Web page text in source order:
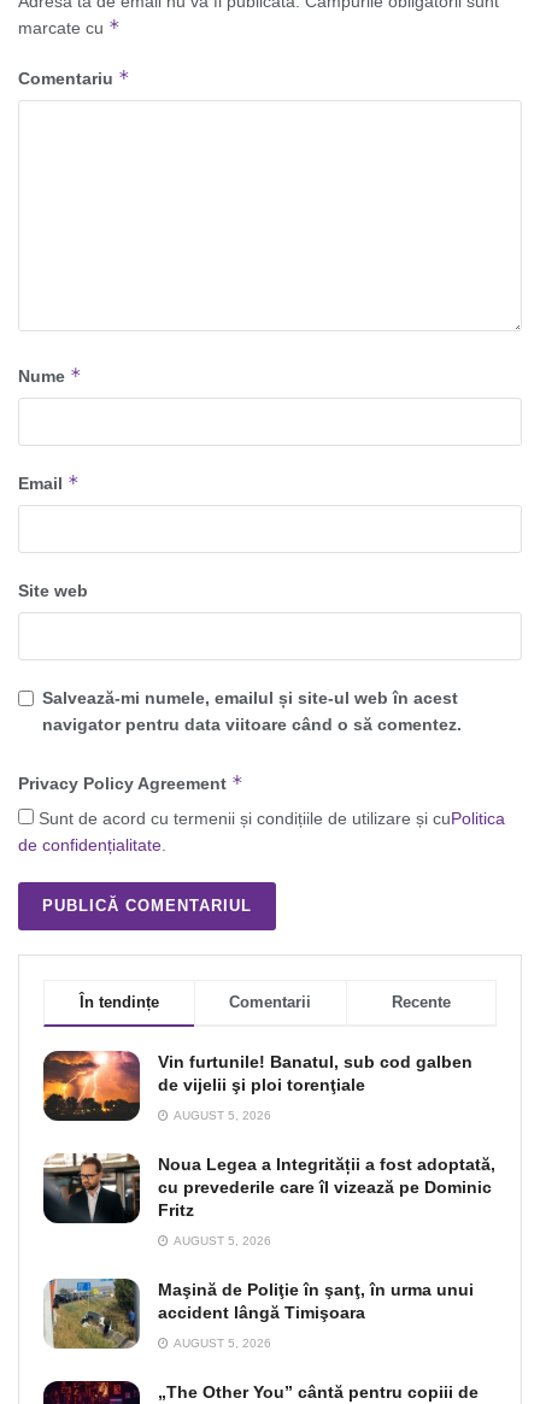
marcate cu *
Comentariu *
Nume *
Email *
Site web
Salvează-mi numele, emailul și site-ul web în acest
navigator pentru data viitoare când o să comentez.
Privacy Policy Agreement *
Sunt de acord cu termenii și condițiile de utilizare și cuPolitica
de confidențialitate.
În tendințe Comentarii Recente
Vin furtunile! Banatul, sub cod galben
de vijelii şi ploi torenţiale
AUGUST 5, 2026
Noua Legea a Integrității a fost adoptată,
cu prevederile care îl vizează pe Dominic
Fritz
AUGUST 5, 2026
Maşină de Poliţie în şanţ, în urma unui
accident lângă Timişoara
AUGUST 5, 2026
„The Other You” cântă pentru copiii de